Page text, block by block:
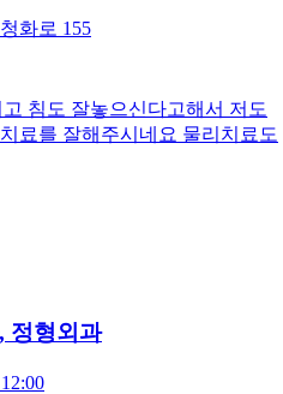
화로 155
침도 잘놓으신다고해서 저도
료를 잘해주시네요 물리치료도
정형외과